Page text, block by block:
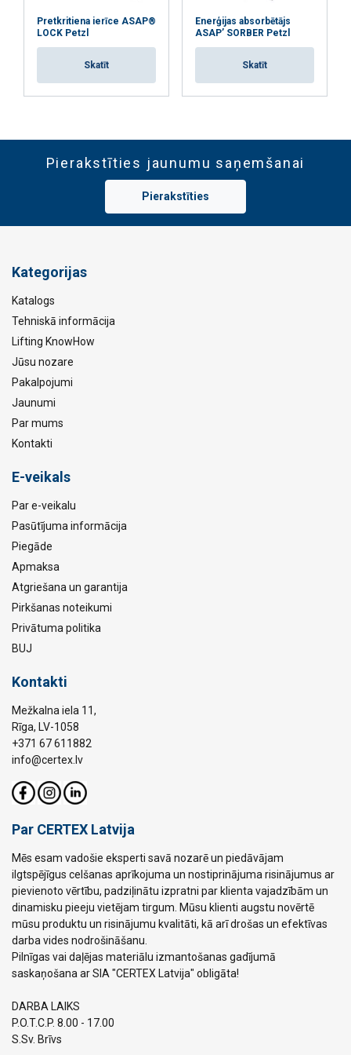
Pretkritiena ierīce ASAP®
LOCK Petzl
Skatīt
Enerģijas absorbētājs
ASAP’ SORBER Petzl
Skatīt
Pierakstīties jaunumu saņemšanai
Pierakstīties
Kategorijas
Katalogs
Tehniskā informācija
Lifting KnowHow
Jūsu nozare
Pakalpojumi
Jaunumi
Par mums
Kontakti
E-veikals
Par e-veikalu
Pasūtījuma informācija
Piegāde
Apmaksa
Atgriešana un garantija
Pirkšanas noteikumi
Privātuma politika
BUJ
Kontakti
Mežkalna iela 11,
Rīga, LV-1058
+371 67 611882
info@certex.lv
Par CERTEX Latvija
Mēs esam vadošie eksperti savā nozarē un piedāvājam
ilgtspējīgus celšanas aprīkojuma un nostiprinājuma risinājumus ar
pievienoto vērtību, padziļinātu izpratni par klienta vajadzībām un
dinamisku pieeju vietējam tirgum. Mūsu klienti augstu novērtē
mūsu produktu un risinājumu kvalitāti, kā arī drošas un efektīvas
darba vides nodrošināšanu.
Pilnīgas vai daļējas materiālu izmantošanas gadījumā
saskaņošana ar SIA "CERTEX Latvija" obligāta!
DARBA LAIKS
P.O.T.C.P. 8.00 - 17.00
S.Sv. Brīvs
ATTEIKTIES NO VISIEM
RĀDĪT DETAĻAS